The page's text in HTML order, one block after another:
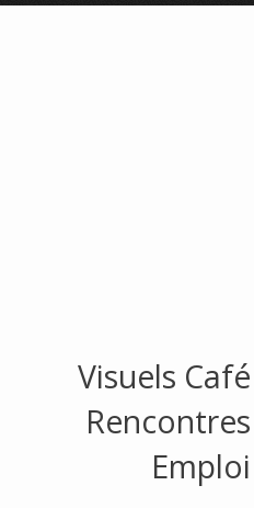
Visuels Café
Rencontres
Emploi